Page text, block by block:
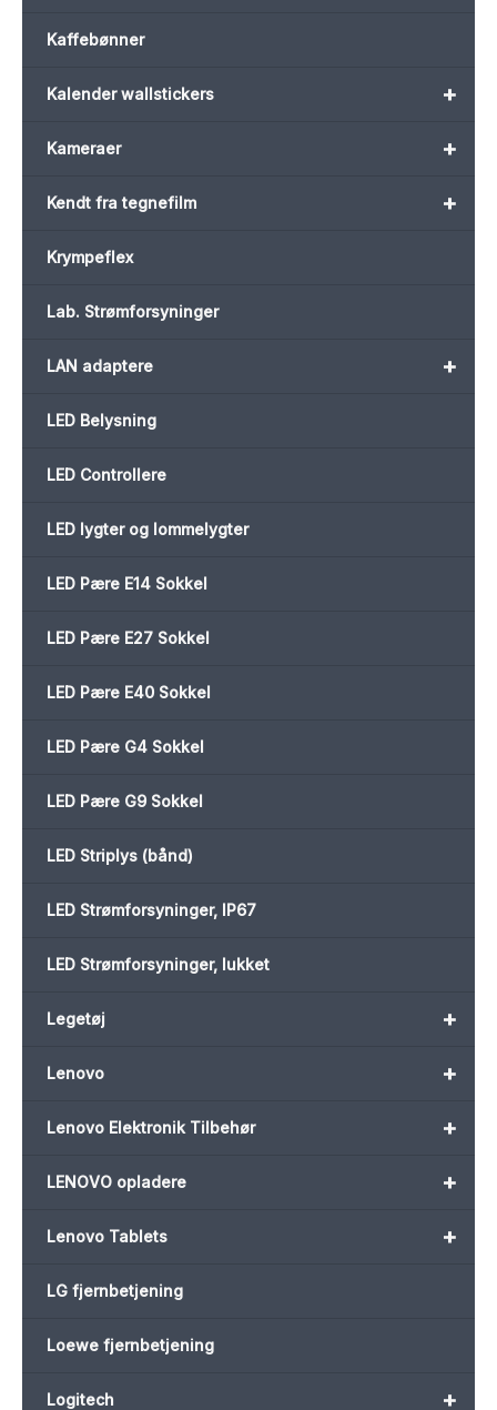
Kaffebønner
+
Kalender wallstickers
+
Kameraer
+
Kendt fra tegnefilm
Krympeflex
Lab. Strømforsyninger
+
LAN adaptere
LED Belysning
LED Controllere
LED lygter og lommelygter
LED Pære E14 Sokkel
LED Pære E27 Sokkel
LED Pære E40 Sokkel
LED Pære G4 Sokkel
LED Pære G9 Sokkel
LED Striplys (bånd)
LED Strømforsyninger, IP67
LED Strømforsyninger, lukket
+
Legetøj
+
Lenovo
+
Lenovo Elektronik Tilbehør
+
LENOVO opladere
+
Lenovo Tablets
LG fjernbetjening
Loewe fjernbetjening
+
Logitech